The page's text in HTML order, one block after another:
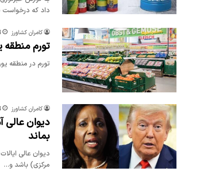
داد که
کامران کشاورز
تورم منطقه یورو
تورم در منطقه یورو در ماه سپتامبر 2 ٪
کامران کشاورز
دیوان عالی
بماند
دیوان عالی
مرکزی) باشد و…